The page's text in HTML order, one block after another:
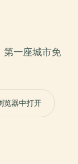
第一座城市免
览器中打开